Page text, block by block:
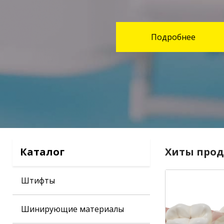
Подробнее
Каталог
Штифты
Шинирующие материалы
Хиты